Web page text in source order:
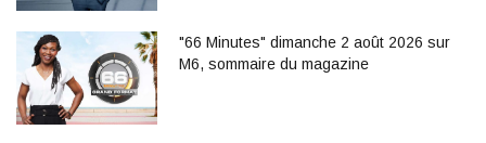
"66 Minutes" dimanche 2 août 2026 sur
M6, sommaire du magazine